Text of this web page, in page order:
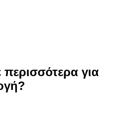
περισσότερα για